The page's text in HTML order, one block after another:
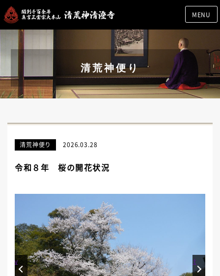
MENU
清荒神便り
清荒神便り 2026.03.28
令和８年 桜の開花状況
Prev Next